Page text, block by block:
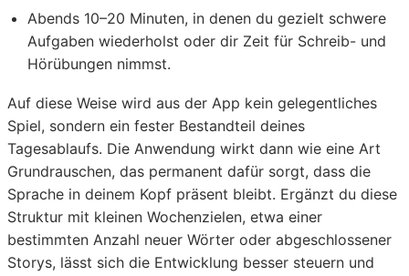
Abends 10–20 Minuten, in denen du gezielt schwere
Aufgaben wiederholst oder dir Zeit für Schreib- und
Hörübungen nimmst.
Auf diese Weise wird aus der App kein gelegentliches
Spiel, sondern ein fester Bestandteil deines
Tagesablaufs. Die Anwendung wirkt dann wie eine Art
Grundrauschen, das permanent dafür sorgt, dass die
Sprache in deinem Kopf präsent bleibt. Ergänzt du diese
Struktur mit kleinen Wochenzielen, etwa einer
bestimmten Anzahl neuer Wörter oder abgeschlossener
Storys, lässt sich die Entwicklung besser steuern und